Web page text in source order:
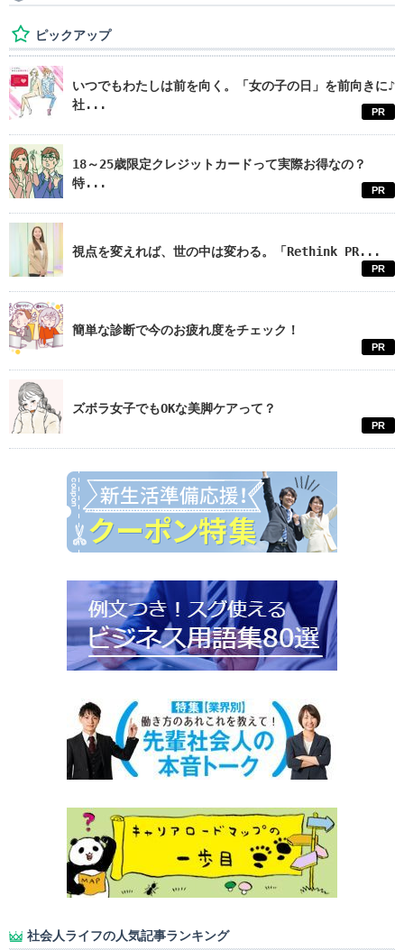
ピックアップ
いつでもわたしは前を向く。「女の子の日」を前向きに♪
社...
PR
18～25歳限定クレジットカードって実際お得なの？
特...
PR
視点を変えれば、世の中は変わる。「Rethink PR...
PR
簡単な診断で今のお疲れ度をチェック！
PR
ズボラ女子でもOKな美脚ケアって？
PR
社会人ライフの人気記事ランキング